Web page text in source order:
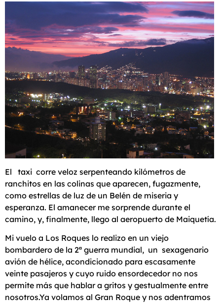
El taxi corre veloz serpenteando kilómetros de
ranchitos en las colinas que aparecen, fugazmente,
como estrellas de luz de un Belén de miseria y
esperanza. El amanecer me sorprende durante el
camino, y, finalmente, llego al aeropuerto de Maiquetía.
Mi vuelo a Los Roques lo realizo en un viejo
bombardero de la 2ª guerra mundial, un sexagenario
avión de hélice, acondicionado para escasamente
veinte pasajeros y cuyo ruido ensordecedor no nos
permite más que hablar a gritos y gestualmente entre
nosotros.Ya volamos al Gran Roque y nos adentramos